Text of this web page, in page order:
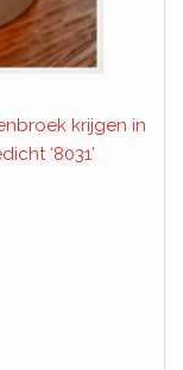
krijgen in
‘8031’